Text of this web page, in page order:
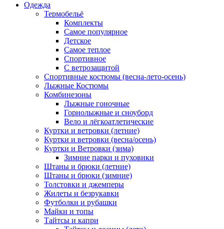
Одежда
Термобельё
Комплекты
Самое популярное
Детское
Самое теплое
Спортивное
С ветрозащитой
Спортивные костюмы (весна-лето-осень)
Лыжные Костюмы
Комбинезоны
Лыжные гоночные
Горнолыжные и сноуборд
Вело и лёгкоатлетические
Куртки и ветровки (летние)
Куртки и ветровки (весна/осень)
Куртки и Ветровки (зима)
Зимние парки и пуховики
Штаны и брюки (летние)
Штаны и брюки (зимние)
Толстовки и джемперы
Жилеты и безрукавки
Футболки и рубашки
Майки и топы
Тайтсы и капри